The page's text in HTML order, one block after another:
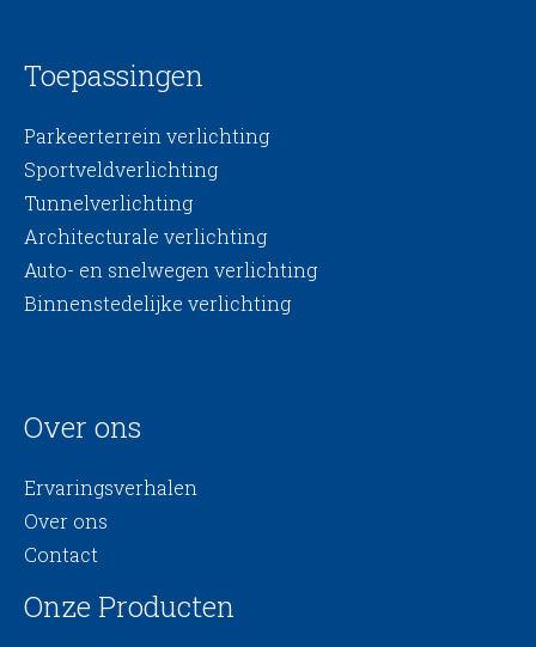
Toepassingen
Parkeerterrein verlichting
Sportveldverlichting
Tunnelverlichting
Architecturale verlichting
Auto- en snelwegen verlichting
Binnenstedelijke verlichting
Over ons
Ervaringsverhalen
Over ons
Contact
Onze Producten